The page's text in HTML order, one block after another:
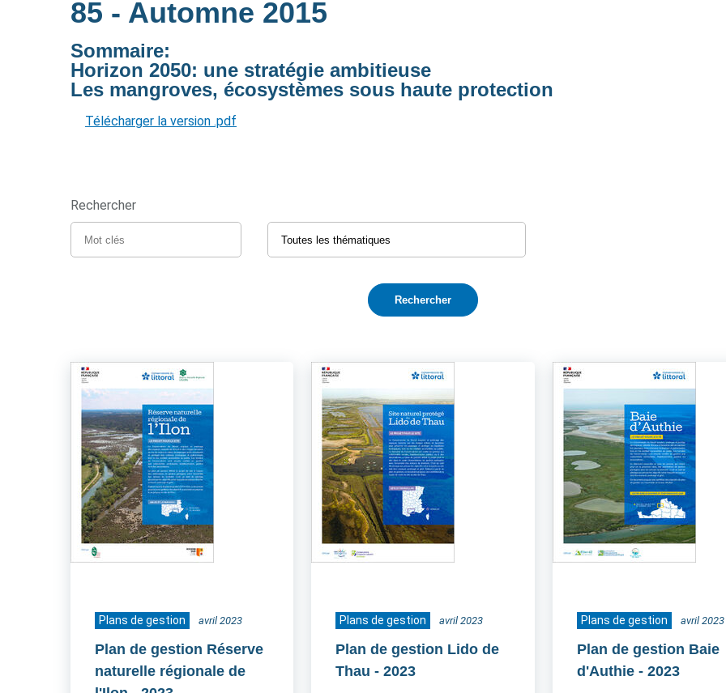
85 - Automne 2015
Sommaire:
Horizon 2050: une stratégie ambitieuse
Les mangroves, écosystèmes sous haute protection
Télécharger la version .pdf
Rechercher
Plans de gestion avril 2023
Plan de gestion Réserve
naturelle régionale de
Plans de gestion avril 2023
Plan de gestion Lido de
Thau - 2023
Plans de gestion avril 2023
Plan de gestion Baie
d'Authie - 2023